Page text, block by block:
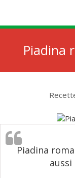
Piadina
Piadina